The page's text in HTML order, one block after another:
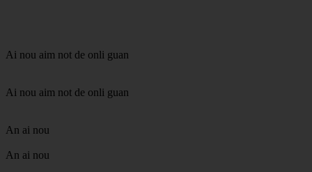
Ai nou aim not de onli guan
Ai nou aim not de onli guan
An ai nou
An ai nou